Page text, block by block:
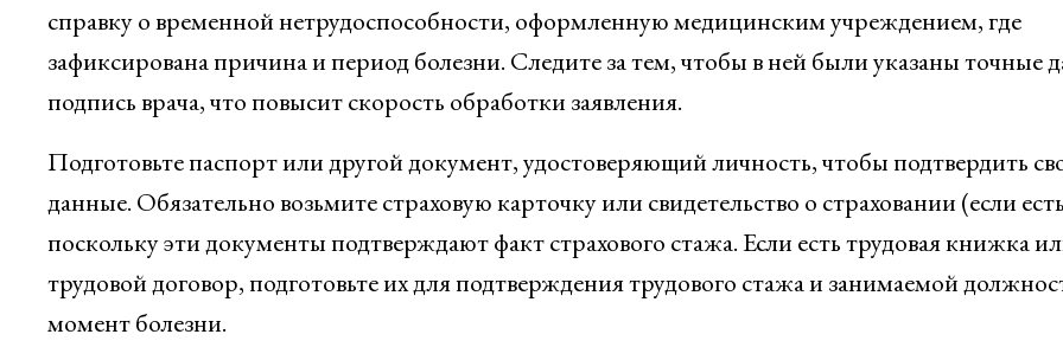
справку о временной нетрудоспособности, оформленную медицинским учреждением, где
зафиксирована причина и период болезни. Следите за тем, чтобы в ней были указаны точные
подпись врача, что повысит скорость обработки заявления.
Подготовьте паспорт или другой документ, удостоверяющий личность, чтобы подтвердить
данные. Обязательно возьмите страховую карточку или свидетельство о страховании (если
поскольку эти документы подтверждают факт страхового стажа. Если есть трудовая книжка
трудовой договор, подготовьте их для подтверждения трудового стажа и занимаемой
момент болезни.